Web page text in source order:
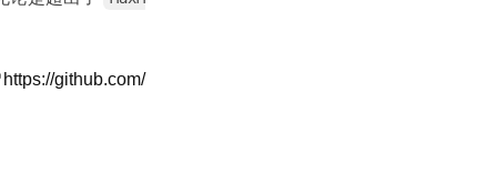
https://github.com/